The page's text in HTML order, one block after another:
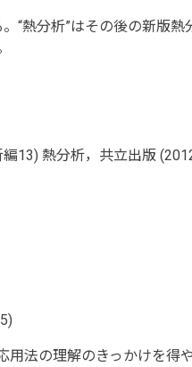
“熱分析”はその後の新版
13) 熱分析，共立出版
法の理解のきっかけを得